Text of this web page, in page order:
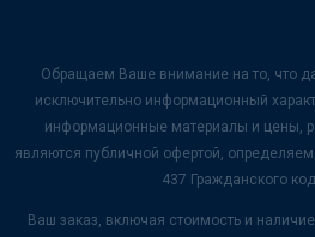
Обращаем Ваше внимание на то, что
исключительно информационный
информационные материалы и цены,
являются публичной офертой,
437 Гражданского
Ваш заказ, включая стоимость и